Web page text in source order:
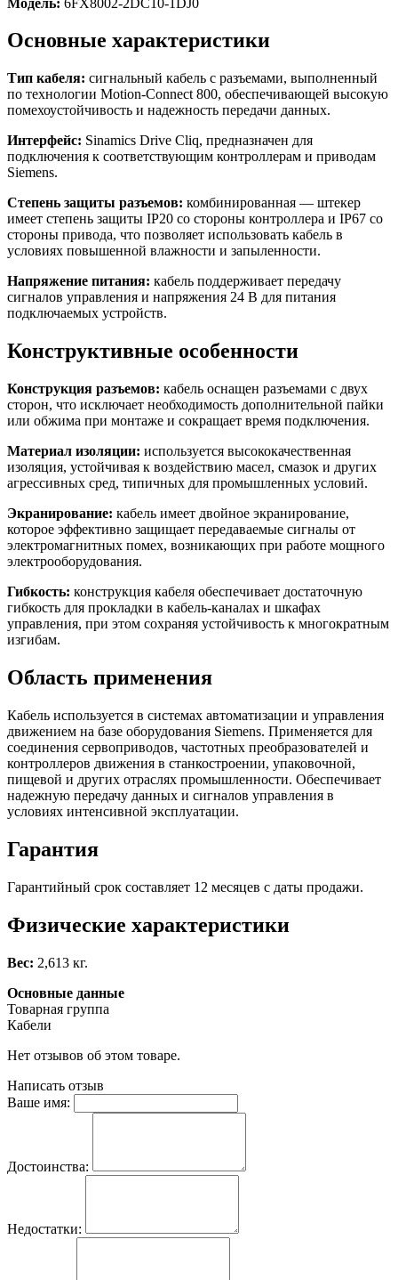
Основные характеристики
Тип кабеля: сигнальный кабель с разъемами, выполненный
по технологии Motion-Connect 800, обеспечивающей высокую
помехоустойчивость и надежность передачи данных.
Интерфейс: Sinamics Drive Cliq, предназначен для
подключения к соответствующим контроллерам и приводам
Siemens.
Степень защиты разъемов: комбинированная — штекер
имеет степень защиты IP20 со стороны контроллера и IP67 со
стороны привода, что позволяет использовать кабель в
условиях повышенной влажности и запыленности.
Напряжение питания: кабель поддерживает передачу
сигналов управления и напряжения 24 В для питания
подключаемых устройств.
Конструктивные особенности
Конструкция разъемов: кабель оснащен разъемами с двух
сторон, что исключает необходимость дополнительной пайки
или обжима при монтаже и сокращает время подключения.
Материал изоляции: используется высококачественная
изоляция, устойчивая к воздействию масел, смазок и других
агрессивных сред, типичных для промышленных условий.
Экранирование: кабель имеет двойное экранирование,
которое эффективно защищает передаваемые сигналы от
электромагнитных помех, возникающих при работе мощного
электрооборудования.
Гибкость: конструкция кабеля обеспечивает достаточную
гибкость для прокладки в кабель-каналах и шкафах
управления, при этом сохраняя устойчивость к многократным
изгибам.
Область применения
Кабель используется в системах автоматизации и управления
движением на базе оборудования Siemens. Применяется для
соединения сервоприводов, частотных преобразователей и
контроллеров движения в станкостроении, упаковочной,
пищевой и других отраслях промышленности. Обеспечивает
надежную передачу данных и сигналов управления в
условиях интенсивной эксплуатации.
Гарантия
Гарантийный срок составляет 12 месяцев с даты продажи.
Физические характеристики
Вес: 2,613 кг.
Основные данные
Товарная группа
Кабели
Нет отзывов об этом товаре.
Написать отзыв
Ваше имя:
Достоинства:
Недостатки: